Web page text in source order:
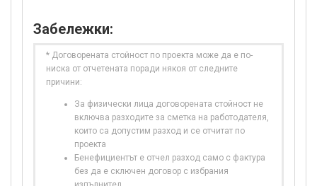
Забележки:
* Договорената стойност по проекта може да е по-
ниска от отчетената поради някоя от следните
причини:
За физически лица договорената стойност не
включва разходите за сметка на работодателя,
които са допустим разход и се отчитат по
проекта
Бенефициентът е отчел разход само с фактура
без да е сключен договор с избрания